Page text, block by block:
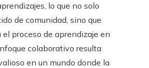
lo que no solo
de comunidad, sino que
proceso de aprendizaje en
colaborativo resulta
en un mundo donde la